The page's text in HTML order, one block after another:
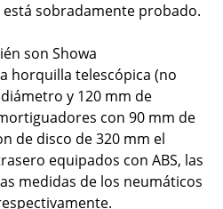
sobradamente probado.
son Showa
horquilla telescópica (no
y 120 mm de
con 90 mm de
de disco de 320 mm el
equipados con ABS, las
medidas de los neumáticos